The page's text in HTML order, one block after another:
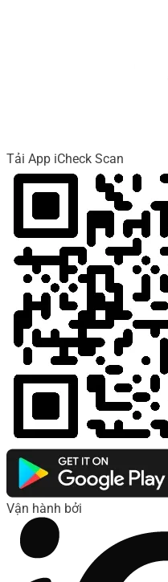
Tải App iCheck Scan
Vận hành bởi